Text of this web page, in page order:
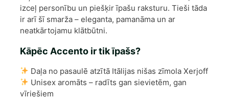
izceļ personību un piešķir īpašu raksturu. Tieši tāda
ir arī šī smarža – eleganta, pamanāma un ar
neatkārtojamu klātbūtni.
Kāpēc Accento ir tik īpašs?
Daļa no pasaulē atzītā Itālijas nišas zīmola Xerjoff
Unisex aromāts – radīts gan sievietēm, gan
vīriešiem